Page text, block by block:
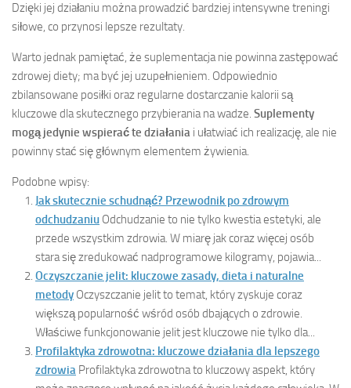
Dzięki jej działaniu można prowadzić bardziej intensywne treningi
siłowe, co przynosi lepsze rezultaty.
Warto jednak pamiętać, że suplementacja nie powinna zastępować
zdrowej diety; ma być jej uzupełnieniem. Odpowiednio
zbilansowane posiłki oraz regularne dostarczanie kalorii są
kluczowe dla skutecznego przybierania na wadze. Suplementy
mogą jedynie wspierać te działania i ułatwiać ich realizację, ale nie
powinny stać się głównym elementem żywienia.
Podobne wpisy:
Jak skutecznie schudnąć? Przewodnik po zdrowym
odchudzaniu Odchudzanie to nie tylko kwestia estetyki, ale
przede wszystkim zdrowia. W miarę jak coraz więcej osób
stara się zredukować nadprogramowe kilogramy, pojawia...
Oczyszczanie jelit: kluczowe zasady, dieta i naturalne
metody Oczyszczanie jelit to temat, który zyskuje coraz
większą popularność wśród osób dbających o zdrowie.
Właściwe funkcjonowanie jelit jest kluczowe nie tylko dla...
Profilaktyka zdrowotna: kluczowe działania dla lepszego
zdrowia Profilaktyka zdrowotna to kluczowy aspekt, który